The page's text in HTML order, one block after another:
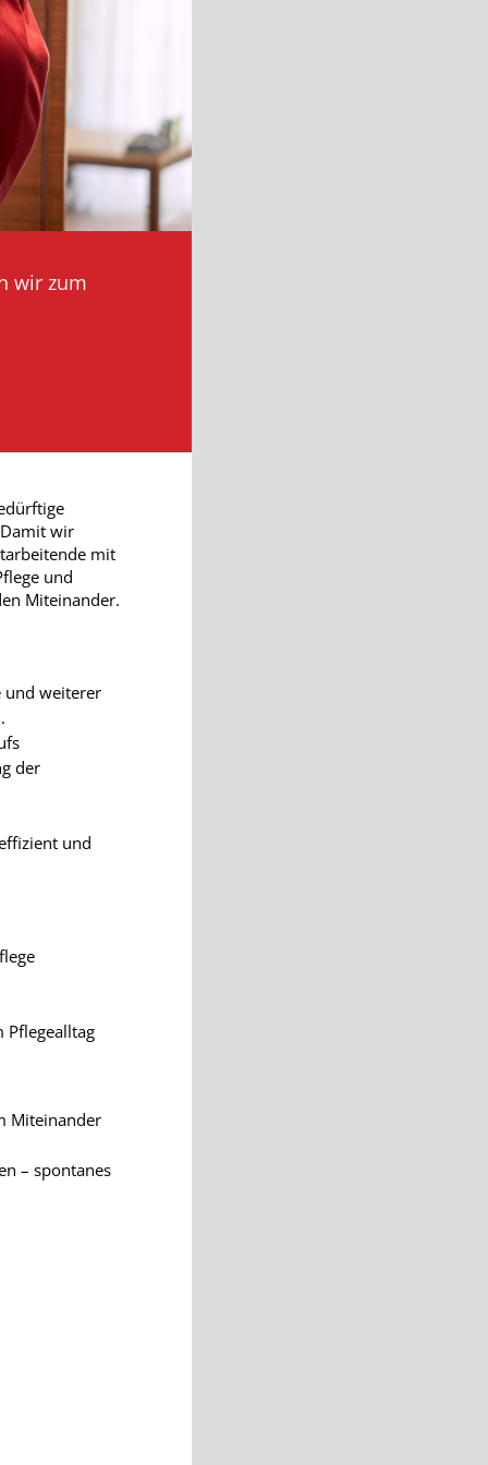
wir zum
wir
mit
und
Miteinander.
und weiterer
der
und
Pflegealltag
Miteinander
– spontanes